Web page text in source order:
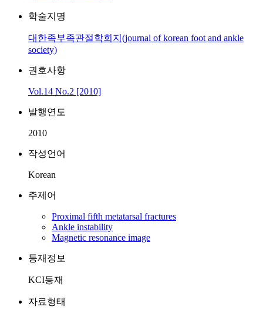
학술지명
대한족부족관절학회지(journal of korean foot and ankle
society)
권호사항
Vol.14 No.2 [2010]
발행연도
2010
작성언어
Korean
주제어
Proximal fifth metatarsal fractures
Ankle instability
Magnetic resonance image
등재정보
KCI등재
자료형태